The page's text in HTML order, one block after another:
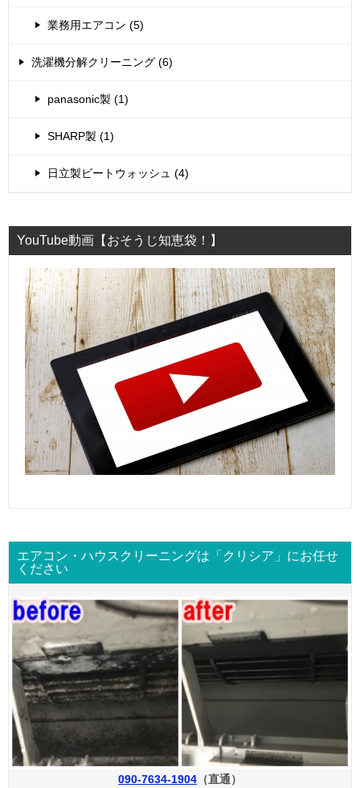
業務用エアコン (5)
洗濯機分解クリーニング (6)
panasonic製 (1)
SHARP製 (1)
日立製ビートウォッシュ (4)
YouTube動画【おそうじ知恵袋！】
エアコン・ハウスクリーニングは「クリシア」にお任せ
ください
090-7634-1904 （直通）